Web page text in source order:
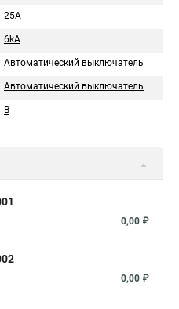
25A
6kA
Автоматический выключатель
Автоматический выключатель
B
0,00 ₽
0,00 ₽